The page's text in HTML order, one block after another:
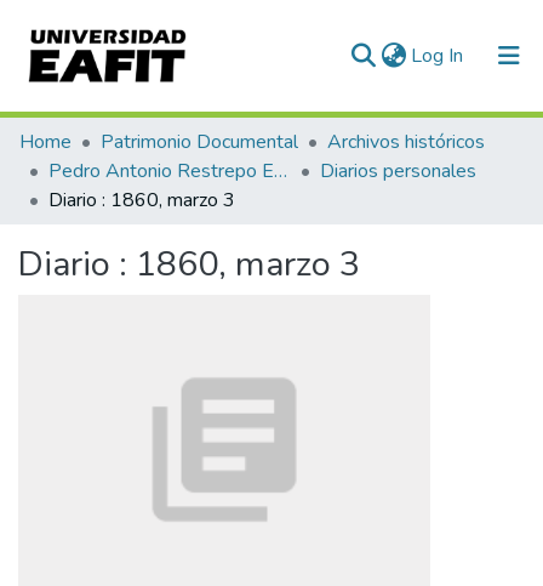
Log In (current)
Communities & Collections
All of DSpace
Home Patrimonio Documental
Archivos históricos
Pedro Antonio Restrepo Escovar
Diarios personales
Diario : 1860, marzo 3
Diario : 1860, marzo 3